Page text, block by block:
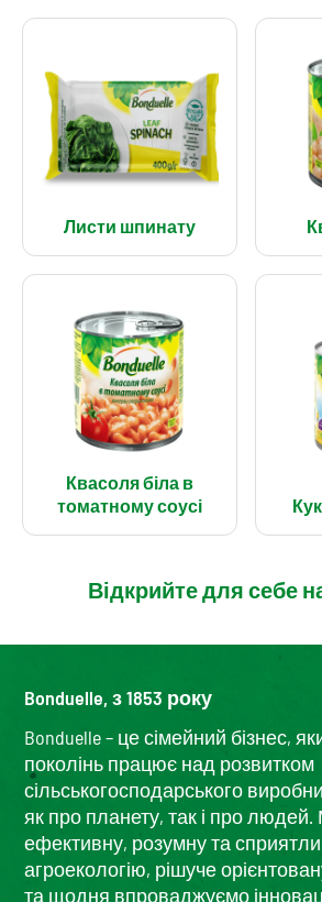
Листи шпинату
Квасоля біла в
томатному соусі
Відкрийте для себе
Bonduelle, з 1853 року
Bonduelle – це сімейний бізнес,
поколінь працює над розвитком
сільськогосподарського
як про планету, так і про
ефективну, розумну та
агроекологію, рішуче
та щодня впроваджуємо